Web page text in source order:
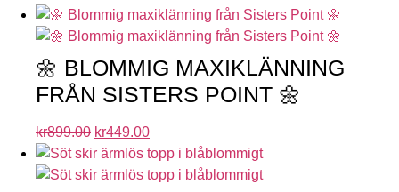
🌼 BLOMMIG MAXIKLÄNNING
FRÅN SISTERS POINT 🌼
kr899.00 kr449.00